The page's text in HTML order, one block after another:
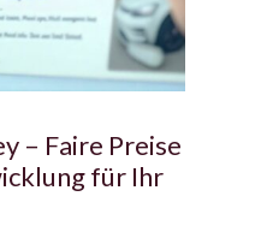
– Faire Preise
für Ihr